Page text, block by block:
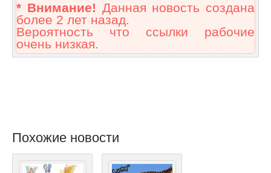
* Внимание! Данная новость создана
более 2 лет назад.
Вероятность что ссылки рабочие
очень низкая.
Похожие новости